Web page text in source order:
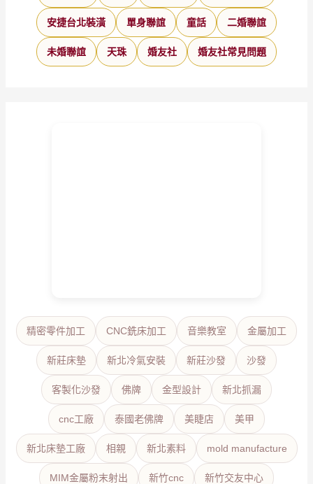
安捷台北裝潢 單身聯誼 童話 二婚聯誼
未婚聯誼 天珠 婚友社 婚友社常見問題
精密零件加工 CNC銑床加工 音樂教室 金屬加工
新莊床墊 新北冷氣安裝 新莊沙發 沙發
客製化沙發 佛牌 金型設計 新北抓漏
cnc工廠 泰國老佛牌 美睫店 美甲
新北床墊工廠 相親 新北素料 mold manufacture
MIM金屬粉末射出 新竹cnc 新竹交友中心